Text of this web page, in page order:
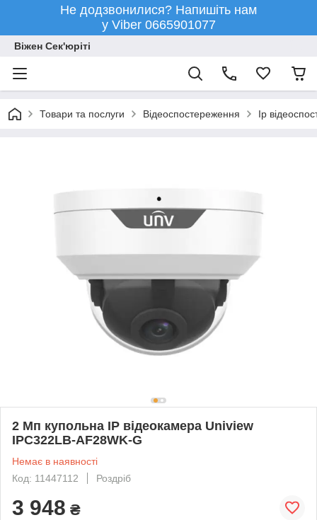
Не додзвонилися? Напишіть нам
у Viber 0665901077
Віжен Сек'юріті
Товари та послуги Відеоспостереження Ip
2 Мп купольна IP відеокамера Uniview
IPC322LB-AF28WK-G
Немає в наявності
Код: 11447112
Роздріб
3 948 ₴